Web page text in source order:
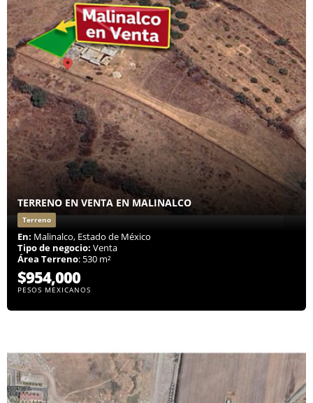
TERRENO EN VENTA EN MALINALCO
Terreno
En: Malinalco, Estado de México
Tipo de negocio: Venta
Área Terreno: 530 m²
$954,000
PESOS MEXICANOS